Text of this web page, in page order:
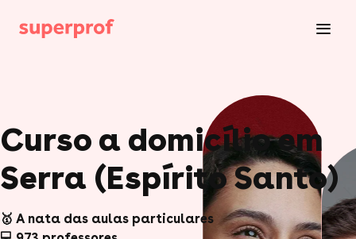
Curso a domicílio em
Serra (Espírito Santo)
🥇 A nata das aulas particulares